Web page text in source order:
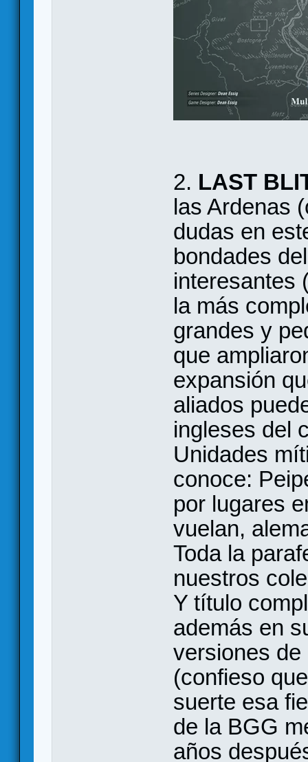
2. LAST
las Ardenas
dudas en
bondades
interesantes
la más
grandes y
que
expansión
aliados
ingleses del
Unidades
conoce:
por lugares
vuelan,
Toda la
nuestros
Y título
además en
versiones
(confieso
suerte esa
de la BGG
años